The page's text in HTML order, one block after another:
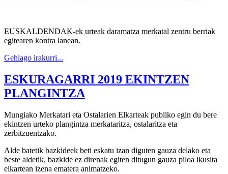
EUSKALDENDAK-ek urteak daramatza merkatal zentru berriak
egitearen kontra lanean.
Gehiago irakurri...
ESKURAGARRI 2019 EKINTZEN
PLANGINTZA
Mungiako Merkatari eta Ostalarien Elkarteak publiko egin du bere
ekintzen urteko plangintza merkataritza, ostalaritza eta
zerbitzuentzako.
Alde batetik bazkideek beti eskatu izan diguten gauza delako eta
beste aldetik, bazkide ez direnak egiten ditugun gauza piloa ikusita
elkartean izena ematera animatzeko.